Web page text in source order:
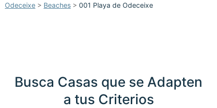
Odeceixe > Beaches > 001 Playa de Odeceixe
Busca Casas que se Adapten
a tus Criterios